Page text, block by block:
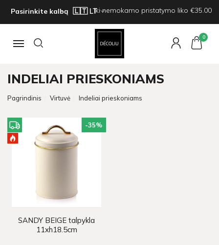
Pasirinkite kalbą Iki nemokamo pristatymo liko €35.00
Navigacija
0
INDELIAI PRIESKONIAMS
Pagrindinis Virtuvė Indeliai prieskoniams
-35%
SANDY BEIGE talpykla
11xh18.5cm